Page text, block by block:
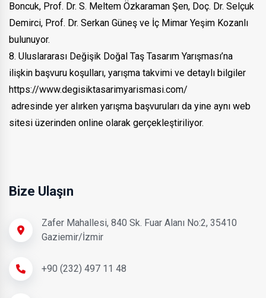
Boncuk, Prof. Dr. S. Meltem Özkaraman Şen, Doç. Dr. Selçuk
Demirci, Prof. Dr. Serkan Güneş ve İç Mimar Yeşim Kozanlı
bulunuyor.
8. Uluslararası Değişik Doğal Taş Tasarım Yarışması’na
ilişkin başvuru koşulları, yarışma takvimi ve detaylı bilgiler
https://www.degisiktasarimyarismasi.com/
adresinde yer alırken yarışma başvuruları da yine aynı web
sitesi üzerinden online olarak gerçekleştiriliyor.
Bize Ulaşın
Zafer Mahallesi, 840 Sk. Fuar Alanı No:2, 35410
Gaziemir/İzmir
+90 (232) 497 11 48